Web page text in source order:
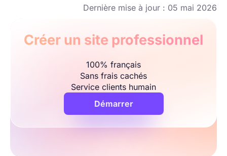
Dernière mise à jour : 05 mai 2026
Créer un site professionnel
100% français
Sans frais cachés
Service clients humain
Démarrer